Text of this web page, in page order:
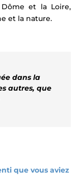
et la Loire,
et la nature.
dans la
autres, que
que vous aviez